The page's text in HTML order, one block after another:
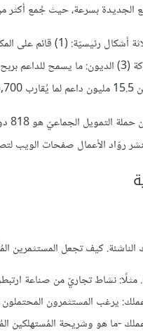
أكثر من 1.04 مليار دولار في عام 2018 للشركات الأمريكيّة
روّاد الأعمال صفحات الويب
الناشئة. كيف تجعل المستثمرين
مثلًا: نشاط تجاريّ من صناعة
يرغب المستثمرون
-ما هو وشريحة المُستهلكين